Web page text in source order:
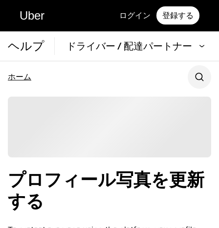
Uber ログイン 登録する
ヘルプ ドライバー / 配達パートナー
ホーム
プロフィール写真を更新
する